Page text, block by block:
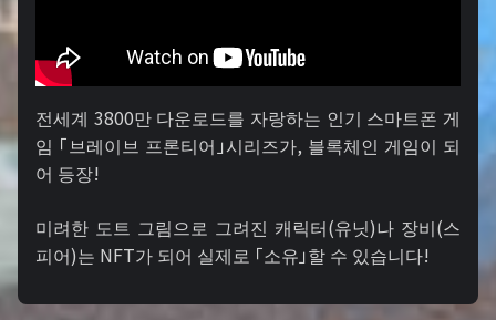
전세계 3800만 다운로드를 자랑하는 인기 스마트폰 게
임 「브레이브 프론티어」시리즈가, 블록체인 게임이 되
어 등장!
미려한 도트 그림으로 그려진 캐릭터(유닛)나 장비(스
피어)는 NFT가 되어 실제로 「소유」할 수 있습니다!